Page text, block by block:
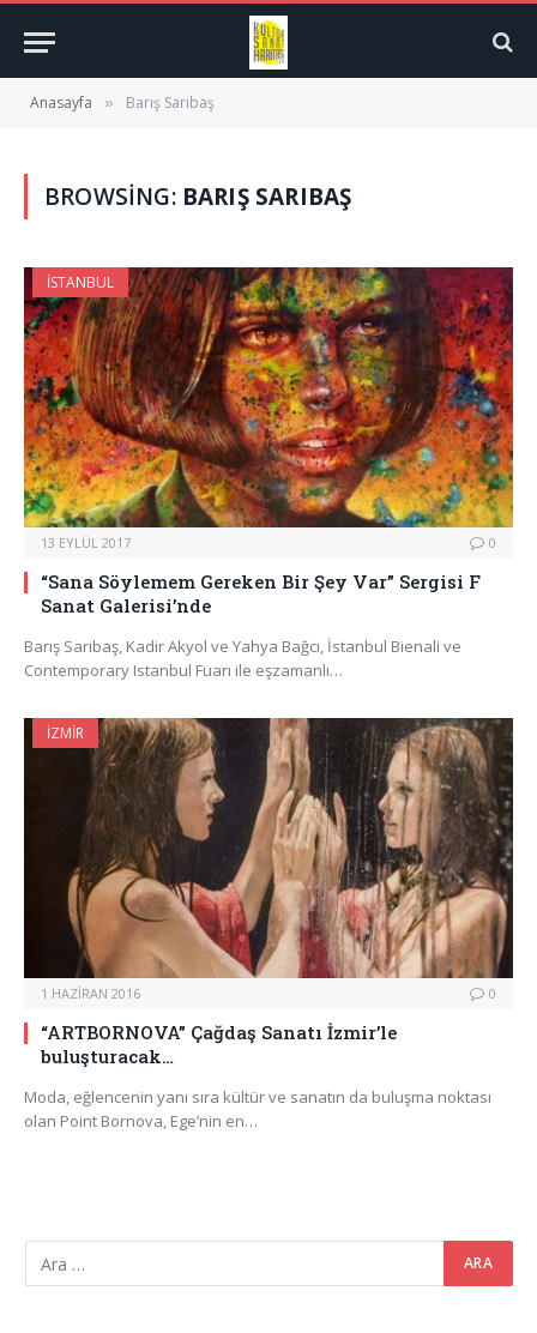
Anasayfa » Barış Sarıbaş
BROWSING: BARIŞ SARIBAŞ
İSTANBUL
13 EYLÜL 2017 0
“Sana Söylemem Gereken Bir Şey Var” Sergisi F
Sanat Galerisi’nde
Barış Sarıbaş, Kadir Akyol ve Yahya Bağcı, İstanbul Bienali ve
Contemporary Istanbul Fuarı ile eşzamanlı…
İZMIR
1 HAZIRAN 2016 0
“ARTBORNOVA” Çağdaş Sanatı İzmir’le
buluşturacak…
Moda, eğlencenin yanı sıra kültür ve sanatın da buluşma noktası
olan Point Bornova, Ege’nin en…